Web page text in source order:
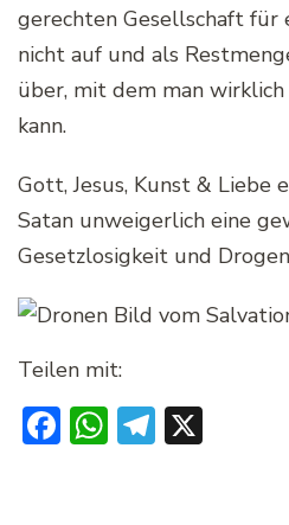
gerechten Gesellschaft für
nicht auf und als
über, mit dem man
kann.
Gott, Jesus, Kunst & Liebe
Satan unweigerlich eine
Gesetzlosigkeit und
Teilen mit:
Facebook
WhatsApp
Telegram